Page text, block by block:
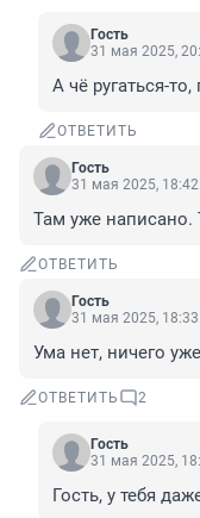
Гость
31 мая 2025,
А чё ругаться-
ОТВЕТИТЬ
Гость
31 мая 2025, 18:42
Там уже
ОТВЕТИТЬ
Гость
31 мая 2025, 18:33
Ума нет, ничего
ОТВЕТИТЬ 2
Гость
31 мая 2025,
Гость, у тебя